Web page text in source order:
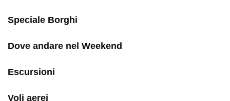
Speciale Borghi
Dove andare nel Weekend
Escursioni
Voli aerei